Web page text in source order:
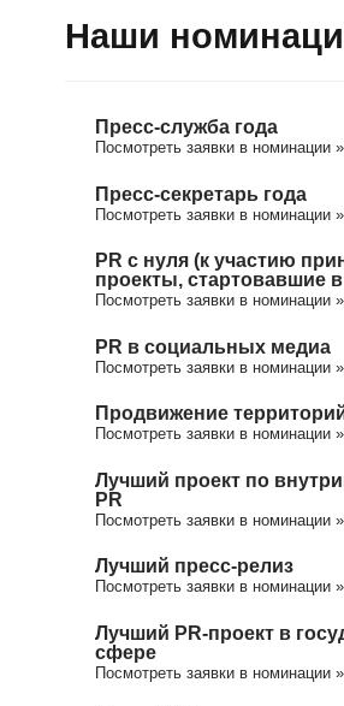
Наши
Пресс-служба года
Посмотреть заявки в номинации »
Пресс-секретарь года
Посмотреть заявки в номинации »
PR с нуля (к участию
проекты, стартовавшие в
Посмотреть заявки в номинации »
PR в социальных медиа
Посмотреть заявки в номинации »
Продвижение
Посмотреть заявки в номинации »
Лучший проект по
PR
Посмотреть заявки в номинации »
Лучший пресс-релиз
Посмотреть заявки в номинации »
Лучший PR-проект в
сфере
Посмотреть заявки в номинации »